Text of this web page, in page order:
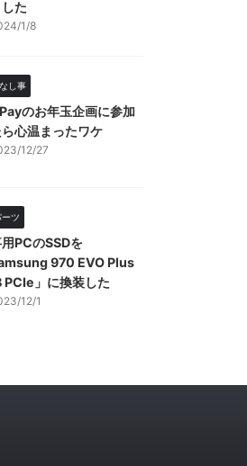
た
1/8
し事
のお年玉企画に参加
ら心温まったワケ
12/27
ツ
PCのSSDを
970 EVO Plus
PCIe」に換装した
12/1